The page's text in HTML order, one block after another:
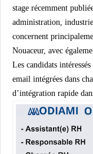
stage récemment
administration,
concernent
Nouaceur, avec
Les candidats
email intégrées dans
d’intégration rapide